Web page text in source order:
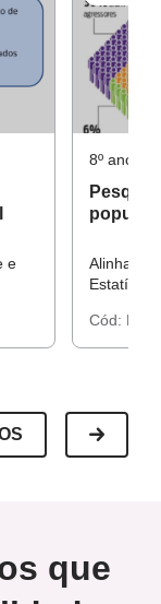
caderno ou
e
8º ano •
Alinhado
Cód:
que